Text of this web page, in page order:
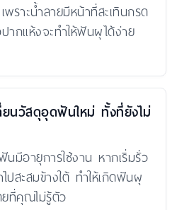
ราะน้ำลายมีหน้าที่สะเทินกรด
ากแห้งจะทำให้ฟันผุได้ง่าย
ยนวัสดุอุดฟันใหม่ ทั้งที่ยังไม่
นมีอายุการใช้งาน หากเริ่มรั่ว
ปสะสมข้างใต้ ทำให้เกิดฟันผุ
ยที่คุณไม่รู้ตัว